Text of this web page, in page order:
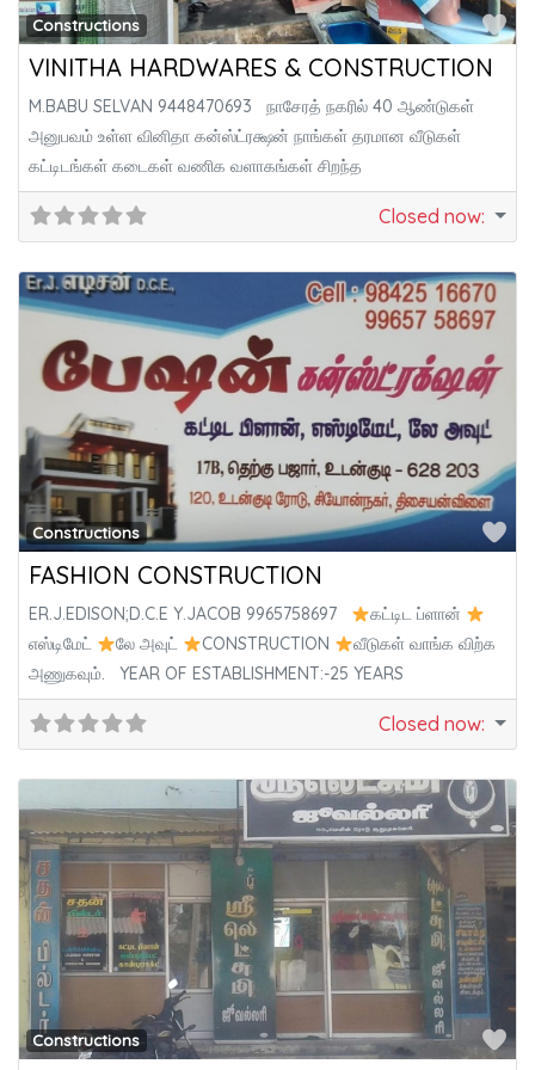
Constructions
VINITHA HARDWARES & CONSTRUCTION
M.BABU SELVAN 9448470693 நாசேரத் நகரில் 40 ஆண்டுகள்
அனுபவம் உள்ள வினிதா கன்ஸ்ட்ரக்ஷன் நாங்கள் தரமான வீடுகள்
கட்டிடங்கள் கடைகள் வணிக வளாகங்கள் சிறந்த
Closed now:
Constructions
FASHION CONSTRUCTION
ER.J.EDISON;D.C.E Y.JACOB 9965758697
கட்டிட ப்ளான்
எஸ்டிமேட்
லே அவுட் CONSTRUCTION
வீடுகள் வாங்க விற்க
அணுகவும். YEAR OF ESTABLISHMENT:-25 YEARS
Closed now:
Constructions